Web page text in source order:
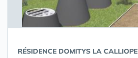
RÉSIDENCE DOMITYS LA CALLIOPE